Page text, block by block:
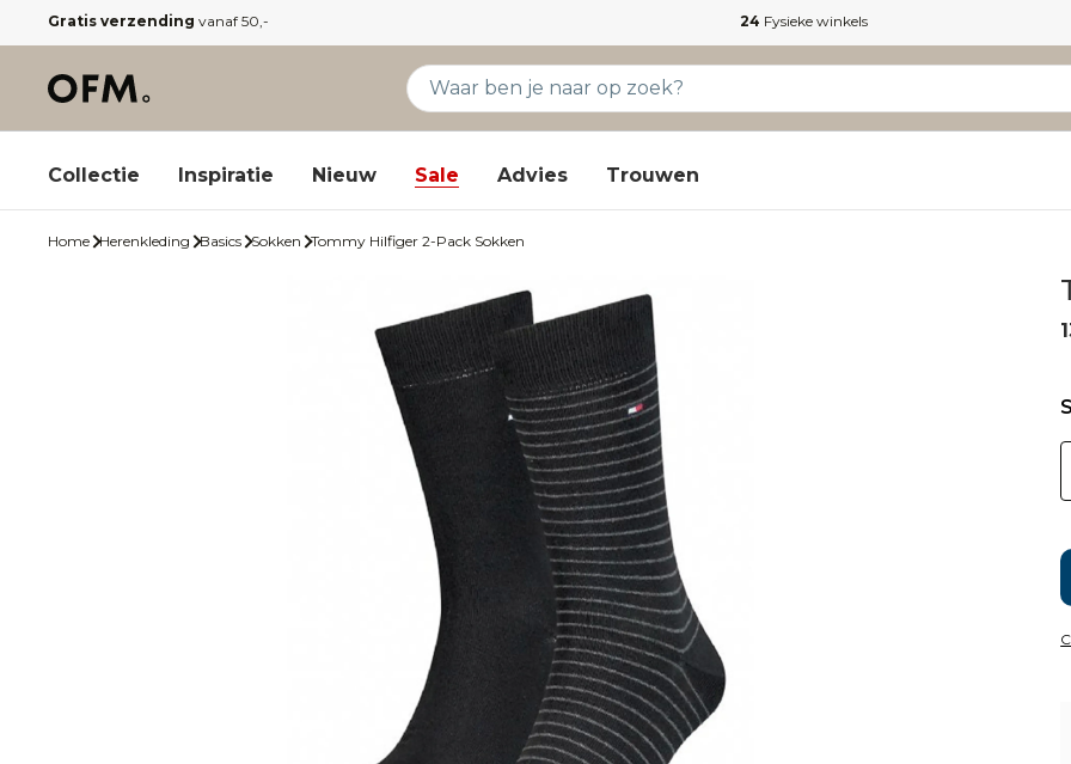
Gratis verzending vanaf 50,- 24 Fysieke winkels
Collectie Inspiratie Nieuw Sale Advies Trouwen
Home Herenkleding Basics Sokken Tommy Hilfiger 2-Pack Sokken